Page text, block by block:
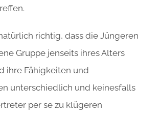
richtig, dass die Jüngeren
Gruppe jenseits ihres Alters
ihre Fähigkeiten und
unterschiedlich und keinesfalls
per se zu klügeren